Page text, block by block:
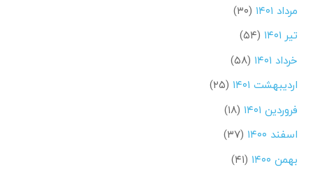
مرداد ۱۴۰۱
(۳۰)
تیر ۱۴۰۱
(۵۴)
خرداد ۱۴۰۱
(۵۸)
اردیبهشت ۱۴۰۱
(۲۵)
فروردین ۱۴۰۱
(۱۸)
اسفند ۱۴۰۰
(۳۷)
بهمن ۱۴۰۰
(۴۱)